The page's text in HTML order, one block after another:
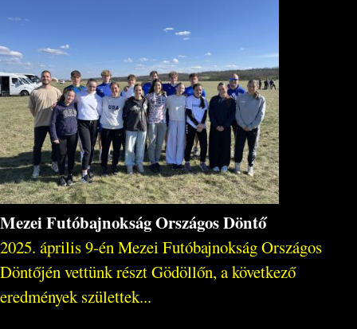
Mezei Futóbajnokság Országos Döntő
2025. április 9-én Mezei Futóbajnokság Országos
Döntőjén vettünk részt Gödöllőn, a következő
eredmények születtek...